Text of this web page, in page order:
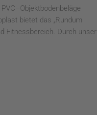
bietet das „Rundum
Fitnessbereich. Durch unser